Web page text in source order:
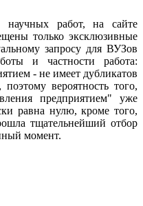
работ, на сайте
только эксклюзивные
запросу для ВУЗов
и частности работа:
- не имеет дубликатов
вероятность того,
предприятием" уже
равна нулю, кроме того,
тщательнейший отбор
момент.